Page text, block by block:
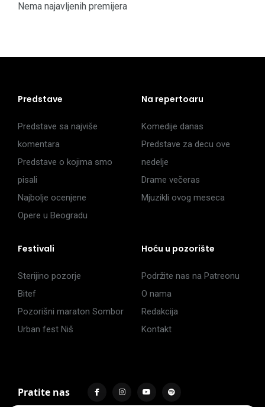
Nema najavljenih premijera
Predstave
Predstave sa najviše
komentara
Predstave o kojima smo
pisali
Najbolje ocenjene
Opere u Beogradu
Na repertoaru
Komedije danas
Predstave za decu ove
nedelje
Drame večeras
Mjuzikli ovog meseca
Festivali
Sterijino pozorje
Bitef
Pozorišni maraton Sombor
Urban fest Niš
Hoću u pozorište
Podržite nas na Patreonu
O nama
Redakcija
Kontakt
Pratite nas